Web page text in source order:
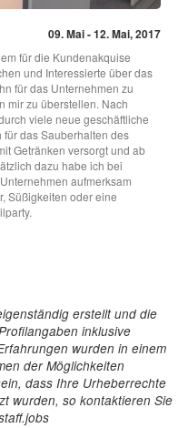
09. Mai - 12. Mai, 2017
für die Kundenakquise
und Interessierte über das
für das Unternehmen zu
mir zu überstellen. Nach
viele neue geschäftliche
für das Sauberhalten des
Getränken versorgt und ab
dazu habe ich bei
aufmerksam
Süßigkeiten oder eine
erstellt und die
inklusive
wurden in einem
der Möglichkeiten
dass Ihre Urheberrechte
wurden, so kontaktieren Sie